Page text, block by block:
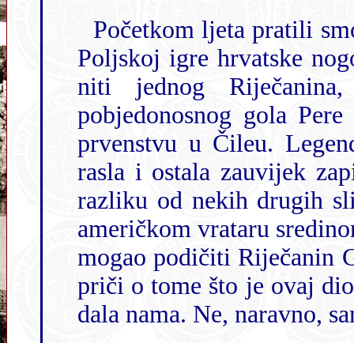
Početkom ljeta pratili smo na Europskom prvenstvu
Poljskoj igre hrvatske nogometne reprezentacije
niti jednog Riječanina, i to
pobjedonosnog gola
prvenstvu u Čileu.
rasla i ostala zauvijek zapisana u riječkoj sportskoj povijesti, za
razliku od nekih drugih sličnih priča kao što je ona o najboljem
američkom vrataru sredinom prošlog stoljeća
mogao podičiti Riječanin Gino
priči o tome što je ovaj dio
dala nama. Ne, naravno,